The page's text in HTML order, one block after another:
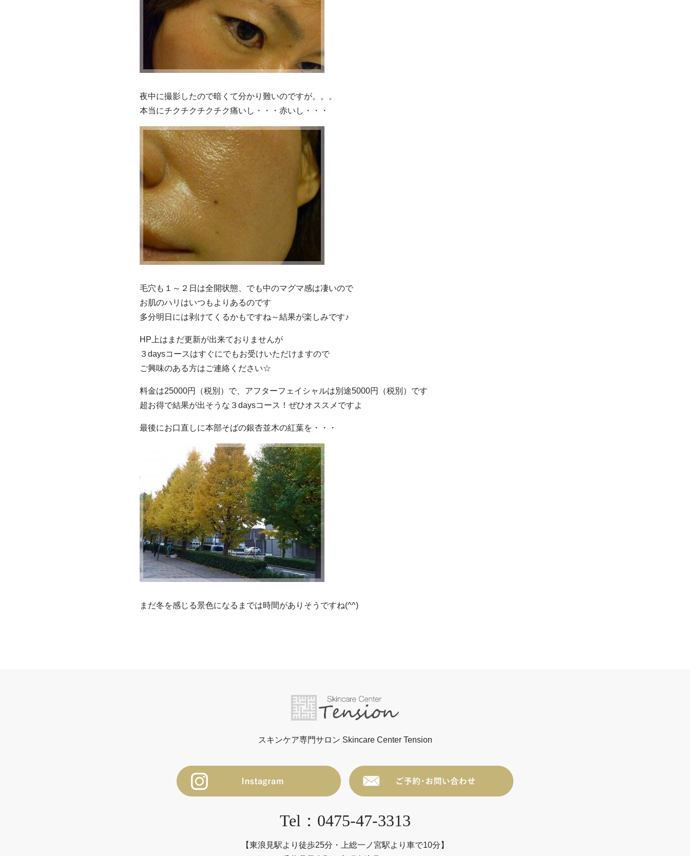
夜中に撮影したので暗くて分かり難いのですが。。。
本当にチクチクチクチク痛いし・・・赤いし・・・
毛穴も１～２日は全開状態、でも中のマグマ感は凄いので
お肌のハリはいつもよりあるのです
多分明日には剥けてくるかもですね～結果が楽しみです♪
HP上はまだ更新が出来ておりませんが
３daysコースはすぐにでもお受けいただけますので
ご興味のある方はご連絡ください☆
料金は25000円（税別）で、アフターフェイシャルは別途5000円（税別）です
超お得で結果が出そうな３daysコース！ぜひオススメですよ
最後にお口直しに本部そばの銀杏並木の紅葉を・・・
まだ冬を感じる景色になるまでは時間がありそうですね(^^)
スキンケア専門サロン Skincare Center Tension
Tel：0475-47-3313
【東浪見駅より徒歩25分・上総一ノ宮駅より車で10分】